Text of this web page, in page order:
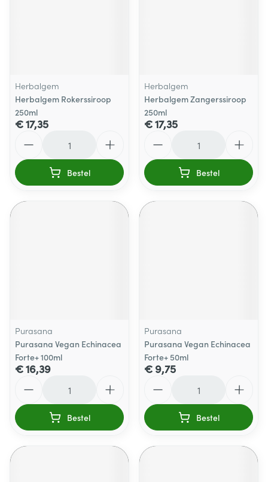
Herbalgem
Herbalgem Rokerssiroop
250ml
€ 17,35
Bestel
Herbalgem
Herbalgem Zangerssiroop
250ml
€ 17,35
Bestel
Purasana
Purasana Vegan Echinacea
Forte+ 100ml
€ 16,39
Bestel
Purasana
Purasana Vegan Echinacea
Forte+ 50ml
€ 9,75
Bestel